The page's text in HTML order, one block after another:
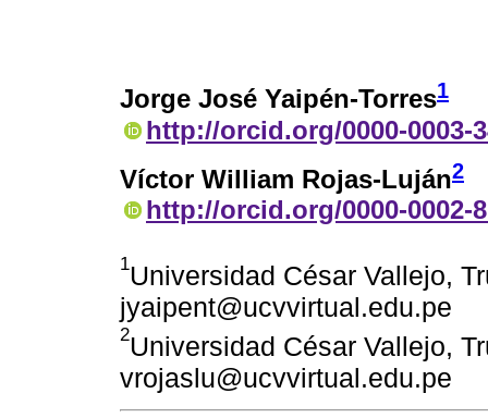
Jorge José Yaipén-Torres1
http://orcid.org/0000-0003-
Víctor William Rojas-Luján2
http://orcid.org/0000-0002-
1Universidad César Vallejo,
jyaipent@ucvvirtual.edu.pe
2Universidad César Vallejo,
vrojaslu@ucvvirtual.edu.pe